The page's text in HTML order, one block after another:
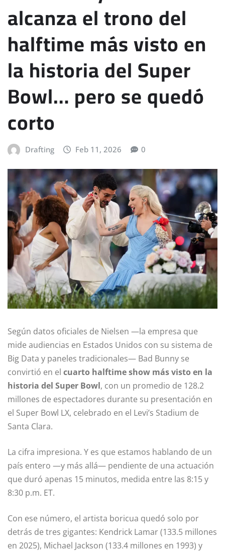
alcanza el trono del
halftime más visto en
la historia del Super
Bowl… pero se quedó
corto
Drafting Feb 11, 2026 0
Según datos oficiales de Nielsen —la empresa que
mide audiencias en Estados Unidos con su sistema de
Big Data y paneles tradicionales— Bad Bunny se
convirtió en el cuarto halftime show más visto en la
historia del Super Bowl, con un promedio de 128.2
millones de espectadores durante su presentación en
el Super Bowl LX, celebrado en el Levi’s Stadium de
Santa Clara.
La cifra impresiona. Y es que estamos hablando de un
país entero —y más allá— pendiente de una actuación
que duró apenas 15 minutos, medida entre las 8:15 y
8:30 p.m. ET.
Con ese número, el artista boricua quedó solo por
detrás de tres gigantes: Kendrick Lamar (133.5 millones
en 2025), Michael Jackson (133.4 millones en 1993) y